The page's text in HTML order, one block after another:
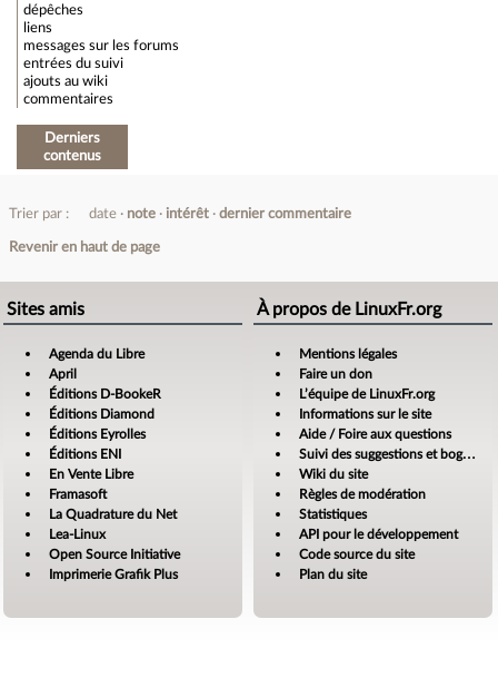
dépêches
liens
messages sur les forums
entrées du suivi
ajouts au wiki
commentaires
Derniers
contenus
Trier par : date note intérêt dernier commentaire
Revenir en haut de page
Sites amis
Agenda du Libre
April
Éditions D-BookeR
Éditions Diamond
Éditions Eyrolles
Éditions ENI
En Vente Libre
Framasoft
La Quadrature du Net
Lea-Linux
Open Source Initiative
Imprimerie Grafik Plus
À propos de LinuxFr.org
Mentions légales
Faire un don
L’équipe de LinuxFr.org
Informations sur le site
Aide / Foire aux questions
Suivi des suggestions et bogues
Wiki du site
Règles de modération
Statistiques
API pour le développement
Code source du site
Plan du site